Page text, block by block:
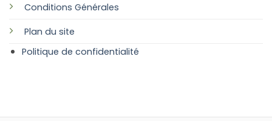
Conditions Générales
Plan du site
Politique de confidentialité